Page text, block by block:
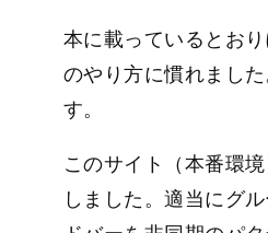
本に載っているとお
のやり方に慣れまし
す。
このサイト（本番環
しました。適当にグ